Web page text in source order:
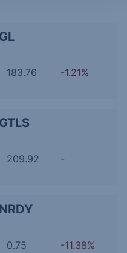
GL
183.76 -1.21%
GTLS
209.92 -
NRDY
0.75 -11.38%